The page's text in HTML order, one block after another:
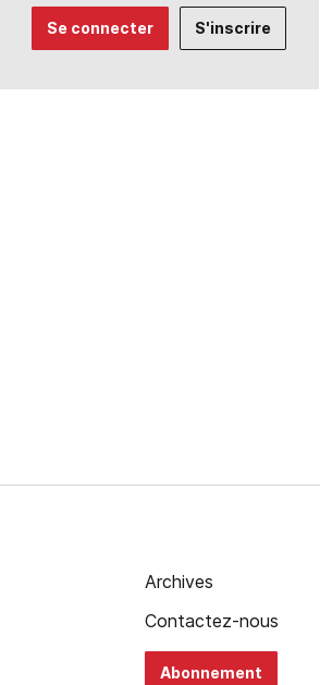
Se connecter S'inscrire
Archives
Contactez-nous
Abonnement